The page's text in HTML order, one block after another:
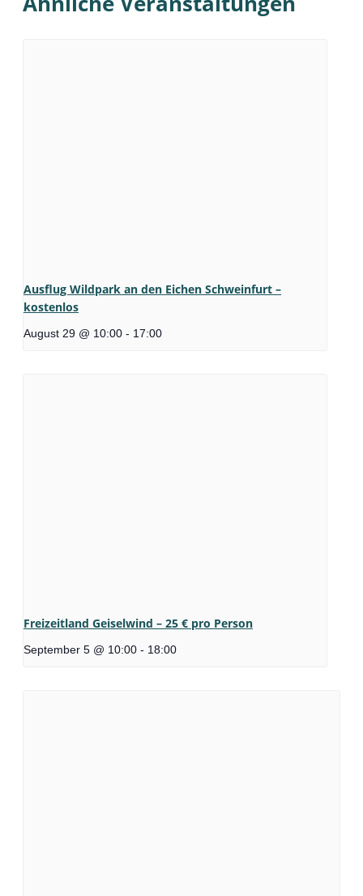
Ausflug Wildpark an den Eichen Schweinfurt –
kostenlos
August 29 @ 10:00 - 17:00
Freizeitland Geiselwind – 25 € pro Person
September 5 @ 10:00 - 18:00